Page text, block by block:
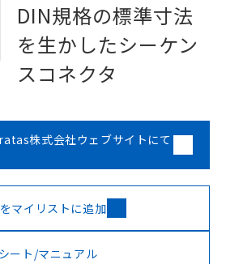
DIN規格の標準寸法
を生かしたシーケン
スコネクタ
株式会社ウェブサイトにて
マイリストに追加
ート/マニュアル